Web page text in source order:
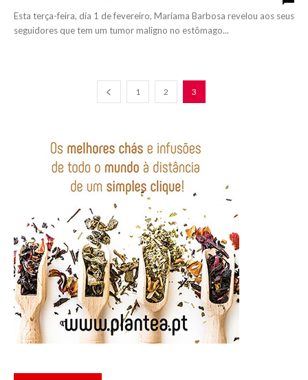
Esta terça-feira, dia 1 de fevereiro, Mariama Barbosa revelou aos seus
seguidores que tem um tumor maligno no estômago...
1 2 3